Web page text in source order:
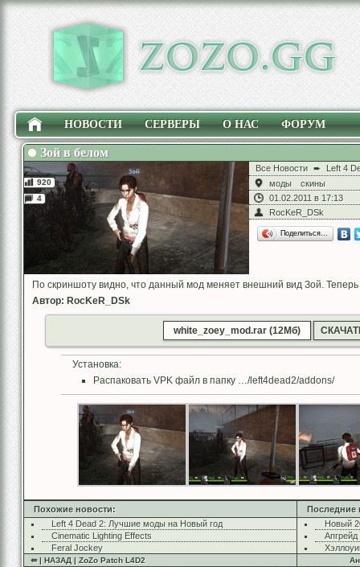
НОВОСТИ СЕРВЕРЫ О НАС ФОРУМ
Зой в белом
Все Новости ➨
Left 4
моды
скины
01.02.2011 в 17:13
RocKeR_DSk
Поделиться…
По скриншоту видно, что данный мод меняет внешний вид Зой.
Автор: RocKeR_DSk
white_zoey_mod.rar (12Мб)
Установка:
Распаковать VPK файл в папку …/left4dead2/addons/
920
4
Похожие новости:
Left 4 Dead 2: Лучшие моды на Новый год
Cinematic Lighting Effects
Feral Jockey
Последние
Новый
⇚ | НАЗАД | ZoZo Patch L4D2